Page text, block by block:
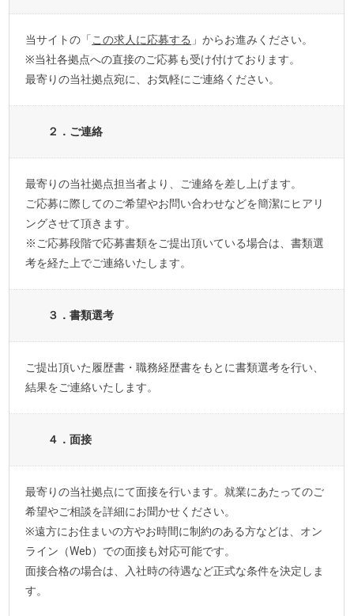
当サイトの「この求人に応募する 」からお進みください。
※当社各拠点への直接のご応募も受け付けております。
最寄りの当社拠点宛に、お気軽にご連絡ください。
２．ご連絡
最寄りの当社拠点担当者より、ご連絡を差し上げます。
ご応募に際してのご希望やお問い合わせなどを簡潔にヒアリ
ングさせて頂きます。
※ご応募段階で応募書類をご提出頂いている場合は、書類選
考を経た上でご連絡いたします。
３．書類選考
ご提出頂いた履歴書・職務経歴書をもとに書類選考を行い、
結果をご連絡いたします。
４．面接
最寄りの当社拠点にて面接を行います。就業にあたってのご
希望やご相談を詳細にお聞かせください。
※遠方にお住まいの方やお時間に制約のある方などは、オン
ライン（Web）での面接も対応可能です。
面接合格の場合は、入社時の待遇など正式な条件を決定しま
す。